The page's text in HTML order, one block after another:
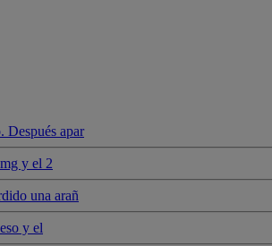
Después apar
y el 2
una arañ
y el